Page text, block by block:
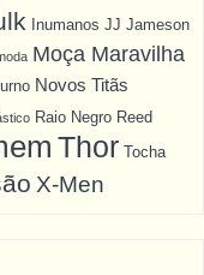
Inumanos JJ Jameson
Moça Maravilha
Novos Titãs
Raio Negro Reed
Thor Tocha
X-Men